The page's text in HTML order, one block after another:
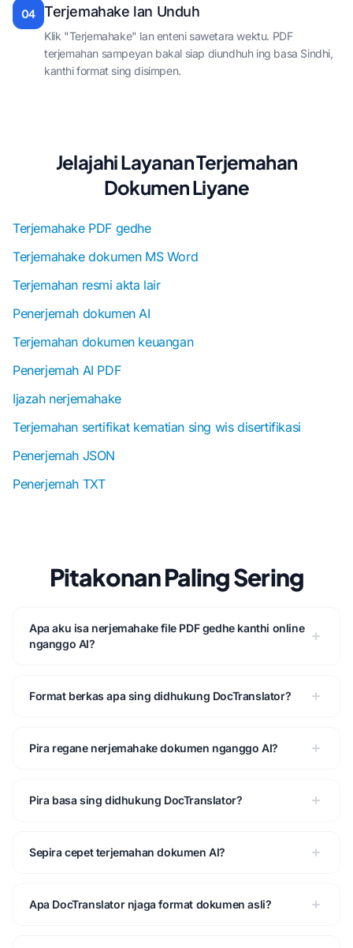
04 Terjemahake lan Unduh
Klik "Terjemahake" lan enteni sawetara wektu. PDF
terjemahan sampeyan bakal siap diundhuh ing basa Sindhi,
kanthi format sing disimpen.
Jelajahi Layanan Terjemahan
Dokumen Liyane
Terjemahake PDF gedhe
Terjemahake dokumen MS Word
Terjemahan resmi akta lair
Penerjemah dokumen AI
Terjemahan dokumen keuangan
Penerjemah AI PDF
Ijazah nerjemahake
Terjemahan sertifikat kematian sing wis disertifikasi
Penerjemah JSON
Penerjemah TXT
Pitakonan Paling Sering
Apa aku isa nerjemahake file PDF gedhe kanthi online
nganggo AI?
Format berkas apa sing didhukung DocTranslator?
Pira regane nerjemahake dokumen nganggo AI?
Pira basa sing didhukung DocTranslator?
Sepira cepet terjemahan dokumen AI?
Apa DocTranslator njaga format dokumen asli?